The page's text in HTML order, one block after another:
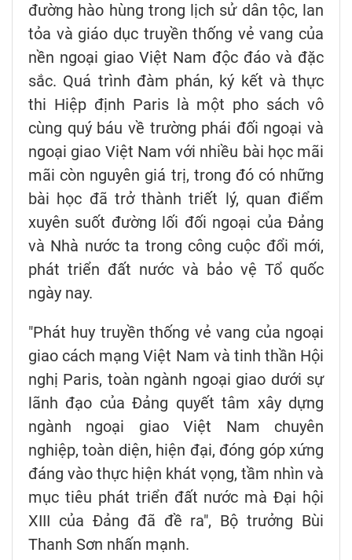
đường hào hùng trong lịch sử dân tộc, lan
tỏa và giáo dục truyền thống vẻ vang của
nền ngoại giao Việt Nam độc đáo và đặc
sắc. Quá trình đàm phán, ký kết và thực
thi Hiệp định Paris là một pho sách vô
cùng quý báu về trường phái đối ngoại và
ngoại giao Việt Nam với nhiều bài học mãi
mãi còn nguyên giá trị, trong đó có những
bài học đã trở thành triết lý, quan điểm
xuyên suốt đường lối đối ngoại của Đảng
và Nhà nước ta trong công cuộc đổi mới,
phát triển đất nước và bảo vệ Tổ quốc
ngày nay.
"Phát huy truyền thống vẻ vang của ngoại
giao cách mạng Việt Nam và tinh thần Hội
nghị Paris, toàn ngành ngoại giao dưới sự
lãnh đạo của Đảng quyết tâm xây dựng
ngành ngoại giao Việt Nam chuyên
nghiệp, toàn diện, hiện đại, đóng góp xứng
đáng vào thực hiện khát vọng, tầm nhìn và
mục tiêu phát triển đất nước mà Đại hội
XIII của Đảng đã đề ra", Bộ trưởng Bùi
Thanh Sơn nhấn mạnh.